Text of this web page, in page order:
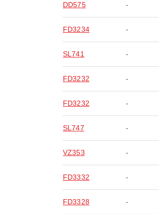
DD575 -
FD3234 -
SL741 -
FD3232 -
FD3232 -
SL747 -
VZ353 -
FD3332 -
FD3328 -